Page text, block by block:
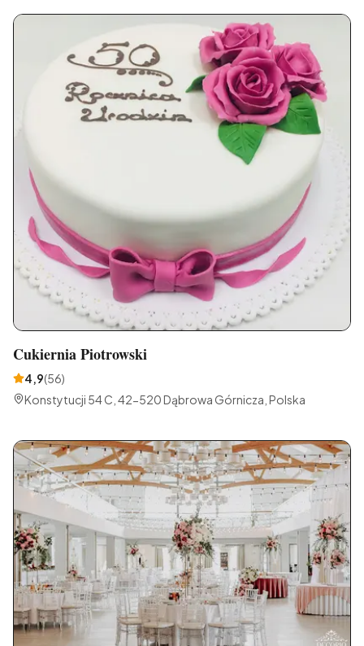
Cukiernia Piotrowski
4,9(56)
Konstytucji 54 C, 42-520 Dąbrowa Górnicza, Polska